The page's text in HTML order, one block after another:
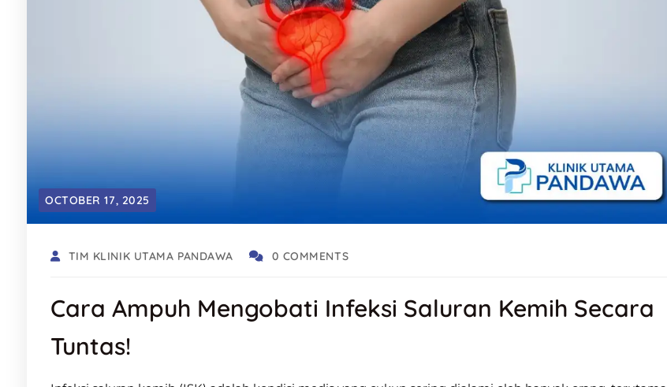
OCTOBER 17, 2025
TIM KLINIK UTAMA PANDAWA 0 COMMENTS
Cara Ampuh Mengobati Infeksi Saluran Kemih Secara
Tuntas!